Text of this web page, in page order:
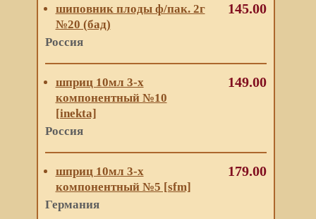
шиповник плоды ф/пак. 2г
№20 (бад)
Россия
145.00
шприц 10мл 3-х
компонентный №10
[inekta]
Россия
149.00
шприц 10мл 3-х
компонентный №5 [sfm]
Германия
179.00